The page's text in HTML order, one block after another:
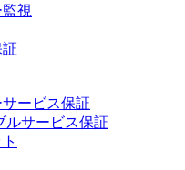
視
ービス保証
ルサービス保証